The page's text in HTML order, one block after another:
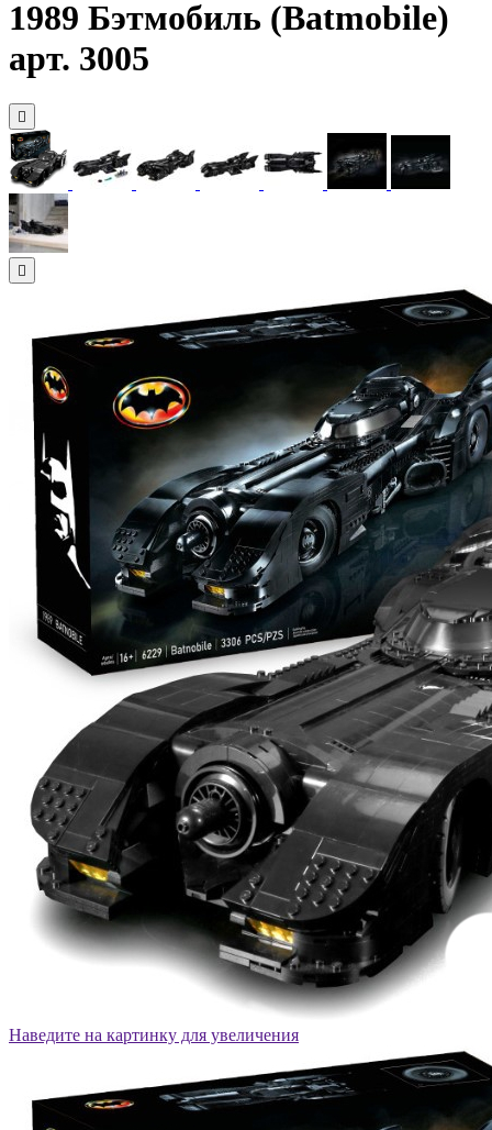
1989 Бэтмобиль (Batmobile)
арт. 3005
Наведите на картинку для увеличения